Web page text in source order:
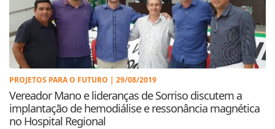
PROJETOS PARA O FUTURO | 29/08/2019
Vereador Mano e lideranças de Sorriso discutem a
implantação de hemodiálise e ressonância magnética
no Hospital Regional